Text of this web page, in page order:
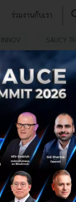
ร่วมงานกับเรา
SAUCY
และ 1NCE
ปี
รณ์ได้ทั่วโลกใน 173
นาน 10 ปี เหมาะ
การง่าย...